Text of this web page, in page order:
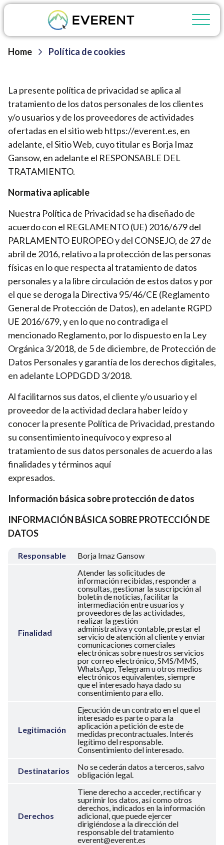
Home Política de cookies
La presente política de privacidad se aplica al
tratamiento de los datos personales de los clientes
y/o usuarios y de los proveedores de actividades
ofertadas en el sitio web https://everent.es, en
adelante, el Sitio Web, cuyo titular es Borja Imaz
Gansow, en adelante el RESPONSABLE DEL
TRATAMIENTO.
Normativa aplicable
Nuestra Política de Privacidad se ha diseñado de
acuerdo con el REGLAMENTO (UE) 2016/679 del
PARLAMENTO EUROPEO y del CONSEJO, de 27 de
abril de 2016, relativo a la protección de las personas
físicas en lo que respecta al tratamiento de datos
personales y a la libre circulación de estos datos y por
el que se deroga la Directiva 95/46/CE (Reglamento
General de Protección de Datos), en adelante RGPD
UE 2016/679, y en lo que no contradiga el
mencionado Reglamento, por lo dispuesto en la Ley
Orgánica 3/2018, de 5 de diciembre, de Protección de
Datos Personales y garantía de los derechos digitales,
en adelante LOPDGDD 3/2018.
Al facilitarnos sus datos, el cliente y/o usuario y el
proveedor de la actividad declara haber leído y
conocer la presente Política de Privacidad, prestando
su consentimiento inequívoco y expreso al
tratamiento de sus datos personales de acuerdo a las
finalidades y términos aquí
expresados.
Información básica sobre protección de datos
INFORMACIÓN BÁSICA SOBRE PROTECCIÓN DE
DATOS
Responsable Borja Imaz Gansow
Finalidad
Atender las solicitudes de
información recibidas, responder a
consultas, gestionar la suscripción al
boletín de noticias, facilitar la
intermediación entre usuarios y
proveedores de las actividades,
realizar la gestión
administrativa y contable, prestar el
servicio de atención al cliente y enviar
comunicaciones comerciales
electrónicas sobre nuestros servicios
por correo electrónico, SMS/MMS,
WhatsApp, Telegram u otros medios
electrónicos equivalentes, siempre
que el interesado haya dado su
consentimiento para ello.
Legitimación
Ejecución de un contrato en el que el
interesado es parte o para la
aplicación a petición de este de
medidas precontractuales. Interés
legítimo del responsable.
Consentimiento del interesado.
Destinatarios
No se cederán datos a terceros, salvo
obligación legal.
Derechos
Tiene derecho a acceder, rectificar y
suprimir los datos, así como otros
derechos, indicados en la información
adicional, que puede ejercer
dirigiéndose a la dirección del
responsable del tratamiento
everent@everent.es